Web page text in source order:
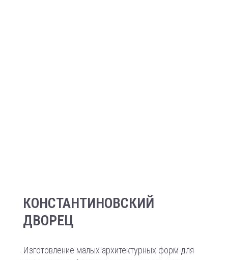
КОНСТАНТИНОВСКИЙ
ДВОРЕЦ
Изготовление малых архитектурных форм для